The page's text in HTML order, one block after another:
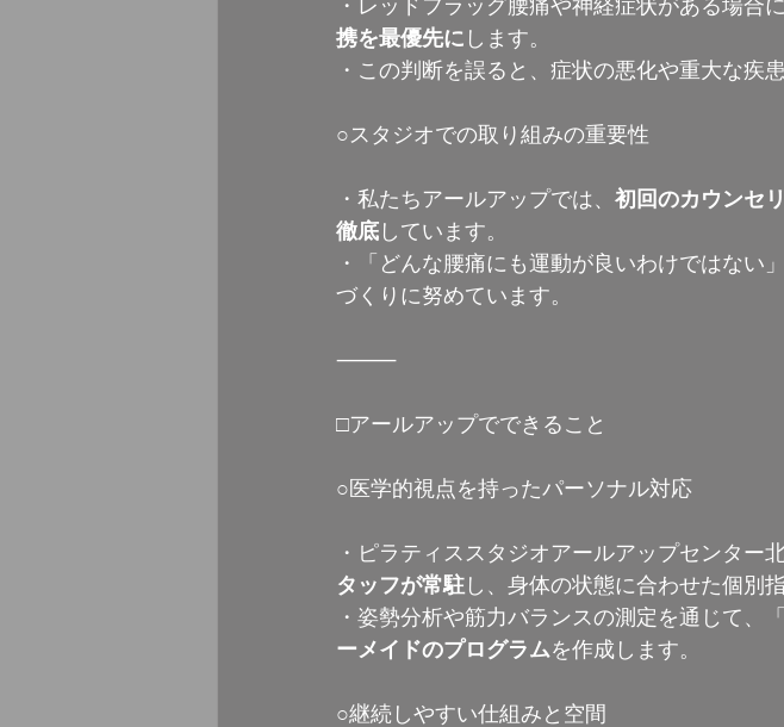
・レッドフラッグ腰痛や神経症状がある場合
携を最優先に します。
・この判断を誤ると、症状の悪化や重大な疾
○スタジオでの取り組みの重要性
・私たちアールアップでは、 初回のカウンセ
徹底しています。
・「どんな腰痛にも運動が良いわけではない
づくりに努めています。
⸻
□アールアップでできること
○医学的視点を持ったパーソナル対応
・ピラティススタジオアールアップセンター北
タッフが常駐し、身体の状態に合わせた個別
・姿勢分析や筋力バランスの測定を通じて、
ーメイドのプログラムを作成します。
○継続しやすい仕組みと空間